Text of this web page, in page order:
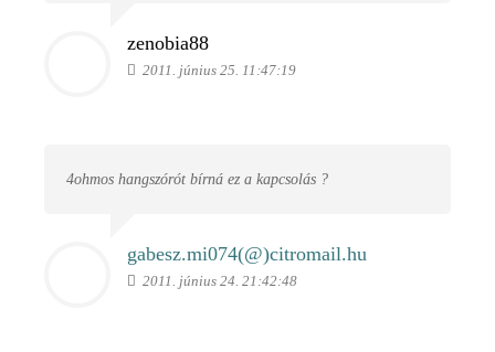
zenobia88
2011. június 25. 11:47:19
4ohmos hangszórót bírná ez a kapcsolás ?
gabesz.mi074(@)citromail.hu
2011. június 24. 21:42:48